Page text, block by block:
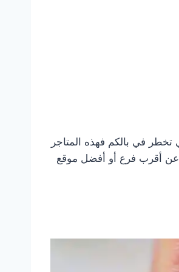
في بالكم فهذه المتاجر
عن أقرب فرع أو أفضل موقع